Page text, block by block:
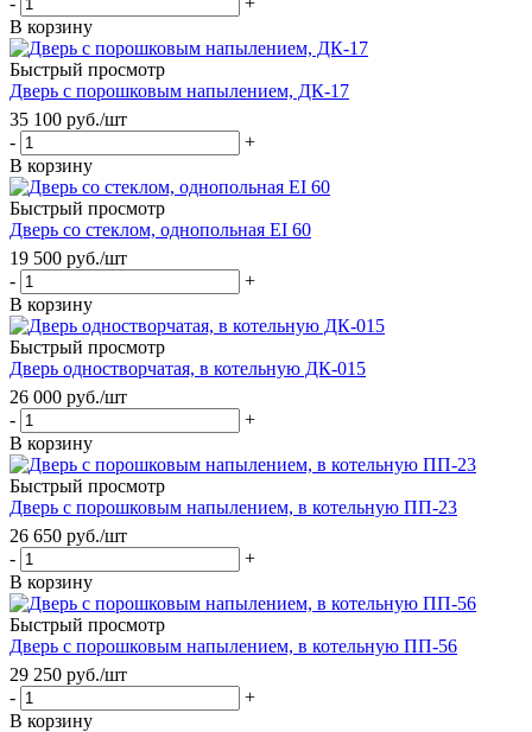
В корзину
Быстрый просмотр
Дверь с порошковым напылением, ДК-17
35 100 руб./шт
-
+
В корзину
Быстрый просмотр
Дверь со стеклом, однопольная EI 60
19 500 руб./шт
-
+
В корзину
Быстрый просмотр
Дверь одностворчатая, в котельную ДК-015
26 000 руб./шт
-
+
В корзину
Быстрый просмотр
Дверь с порошковым напылением, в котельную ПП-23
26 650 руб./шт
-
+
В корзину
Быстрый просмотр
Дверь с порошковым напылением, в котельную ПП-56
29 250 руб./шт
-
+
В корзину